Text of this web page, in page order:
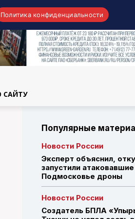
САЙТУ
Популярные
Новости России
Эксперт объяснил,
запустили
Подмосковье дроны
Новости России
Создатель БПЛА
Политика конфиденциальности